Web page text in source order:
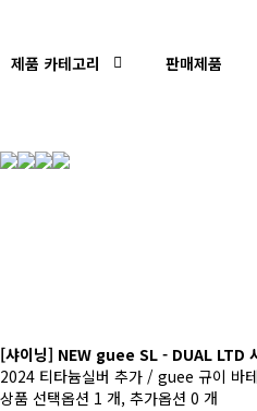
제품 카테고리 판매제품
[샤이닝] NEW guee SL - DUAL LTD
2024 티타늄실버 추가 / guee 규이 바
상품 선택옵션 1 개, 추가옵션 0 개